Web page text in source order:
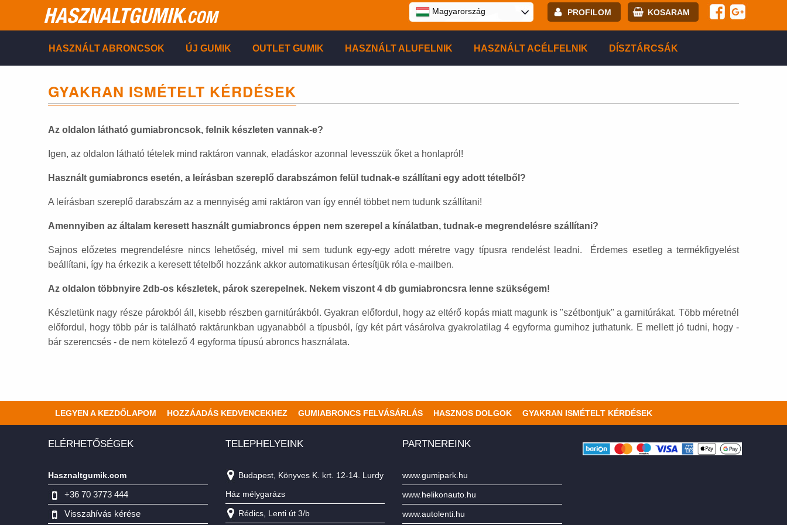
HASZNALTGUMIK.COM PROFILOM KOSARAM
Magyarország
HASZNÁLT ABRONCSOK ÚJ GUMIK OUTLET GUMIK HASZNÁLT ALUFELNIK HASZNÁLT ACÉLFELNIK DÍSZTÁRCSÁK
GYAKRAN ISMÉTELT KÉRDÉSEK
Az oldalon látható gumiabroncsok, felnik készleten vannak-e?
Igen, az oldalon látható tételek mind raktáron vannak, eladáskor azonnal levesszük őket a honlapról!
Használt gumiabroncs esetén, a leírásban szereplő darabszámon felül tudnak-e szállítani egy adott tételből?
A leírásban szereplő darabszám az a mennyiség ami raktáron van így ennél többet nem tudunk szállítani!
Amennyiben az általam keresett használt gumiabroncs éppen nem szerepel a kínálatban, tudnak-e megrendelésre szállítani?
Sajnos előzetes megrendelésre nincs lehetőség, mivel mi sem tudunk egy-egy adott méretre vagy típusra rendelést leadni. Érdemes esetleg a termékfigyelést
beállítani, így ha érkezik a keresett tételből hozzánk akkor automatikusan értesítjük róla e-mailben.
Az oldalon többnyire 2db-os készletek, párok szerepelnek. Nekem viszont 4 db gumiabroncsra lenne szükségem!
Készletünk nagy része párokból áll, kisebb részben garnitúrákból. Gyakran előfordul, hogy az eltérő kopás miatt magunk is "szétbontjuk" a garnitúrákat. Több méretnél
előfordul, hogy több pár is található raktárunkban ugyanabból a típusból, így két párt vásárolva gyakrolatilag 4 egyforma gumihoz juthatunk. E mellett jó tudni, hogy -
bár szerencsés - de nem kötelező 4 egyforma típusú abroncs használata.
LEGYEN A KEZDŐLAPOM HOZZÁADÁS KEDVENCEKHEZ GUMIABRONCS FELVÁSÁRLÁS HASZNOS DOLGOK GYAKRAN ISMÉTELT KÉRDÉSEK
ELÉRHETŐSÉGEK
Hasznaltgumik.com
+36 70 3773 444
Visszahívás kérése
TELEPHELYEINK
Budapest, Könyves K. krt. 12-14. Lurdy
Ház mélygarázs
Rédics, Lenti út 3/b
PARTNEREINK
www.gumipark.hu
www.helikonauto.hu
www.autolenti.hu